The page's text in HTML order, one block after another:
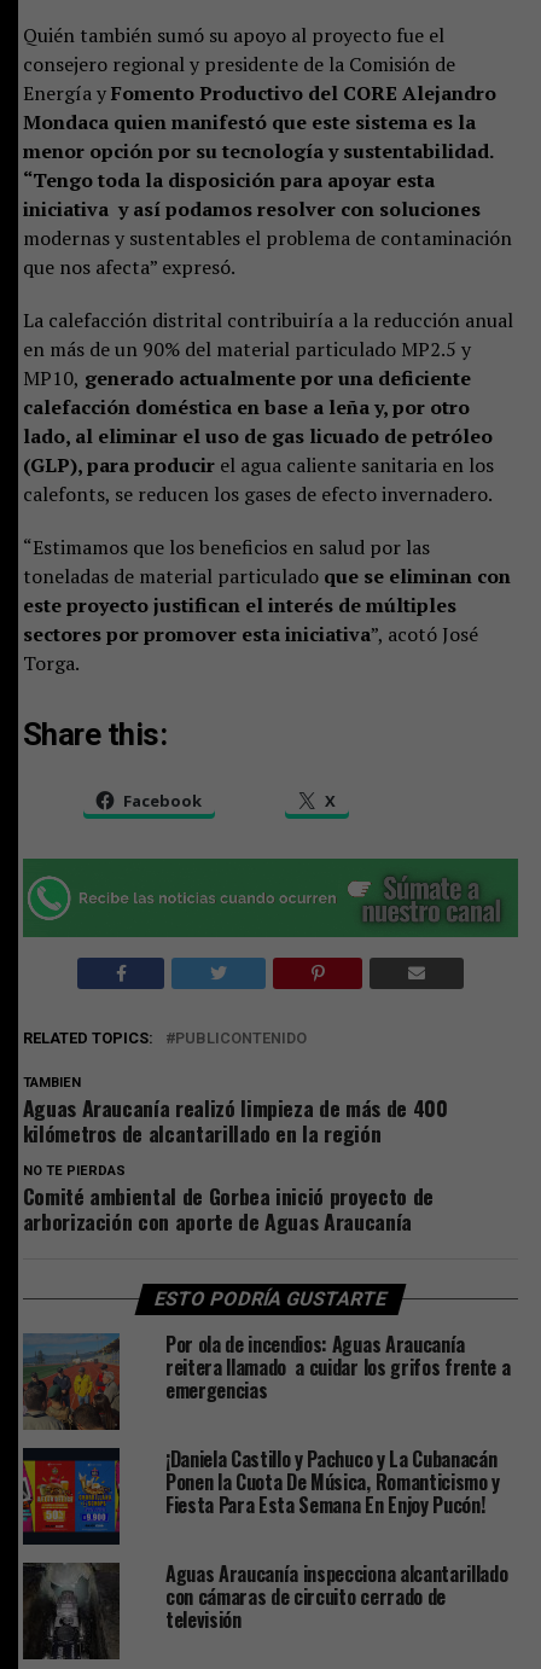
Quién también sumó su apoyo al proyecto fue el
consejero regional y presidente de la Comisión de
Energía yFomento Productivo del CORE Alejandro
Mondaca quien manifestó que este sistema es la
menor opción por su tecnología y sustentabilidad.
“Tengo toda la disposición para apoyar esta
iniciativa y así podamos resolver con soluciones
modernas y sustentables el problema de contaminación
que nos afecta” expresó.
La calefacción distrital contribuiría a la reducción anual
en más de un 90% del material particulado MP2.5 y
MP10, generado actualmente por una deficiente
calefacción doméstica en base a leña y, por otro
lado, al eliminar el uso de gas licuado de petróleo
(GLP), para producirel agua caliente sanitaria en los
calefonts, se reducen los gases de efecto invernadero.
“Estimamos que los beneficios en salud por las
toneladas de material particuladoque se eliminan con
este proyecto justifican el interés de múltiples
sectores por promover esta iniciativa”, acotó José
Torga.
Share this:
Facebook X
RELATED TOPICS: PUBLICONTENIDO
TAMBIEN
Aguas Araucanía realizó limpieza de más de 400
kilómetros de alcantarillado en la región
NO TE PIERDAS
Comité ambiental de Gorbea inició proyecto de
arborización con aporte de Aguas Araucanía
ESTO PODRÍA GUSTARTE
Por ola de incendios: Aguas Araucanía
reitera llamado a cuidar los grifos frente a
emergencias
¡Daniela Castillo y Pachuco y La Cubanacán
Ponen la Cuota De Música, Romanticismo y
Fiesta Para Esta Semana En Enjoy Pucón!
Aguas Araucanía inspecciona alcantarillado
con cámaras de circuito cerrado de
televisión